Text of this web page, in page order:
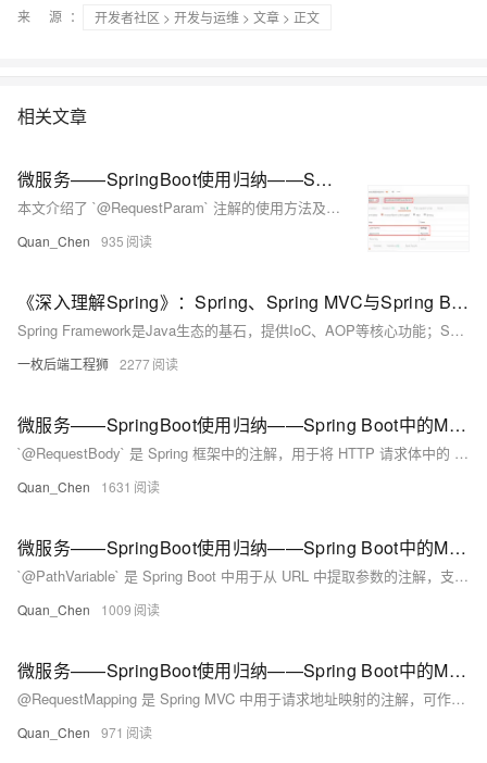
来 源：
开发者社区 > 开发与运维 > 文章 > 正文
相关文章
微服务——SpringBoot使用归纳——Spring Boot中的MVC支持——@RequestParam
本文介绍了 `@RequestParam` 注解的使用方法及其与 `@PathVariable` 的区别。`@RequestParam` 用于从请求中获取参数值（如 GET 请求的 URL 参数或 POST 请求的表单数据），而 `@PathVariable` 用于从 URL 模板中提取参数。文章通过示例代码详细说明了 `@RequestParam` 的常用属性，如 `required` 和 `defaultValue`，并展示了如何用实体类封装大量表单参数以简化处理流程。最后，结合 Postman 测试工具验证了接口的功能。
Quan_Chen 935
《深入理解Spring》：Spring、Spring MVC与Spring Boot的深度解析
Spring Framework是Java生态的基石，提供IoC、AOP等核心功能；Spring MVC基于其构建，实现Web层MVC架构；Spring Boot则通过自动配置和内嵌服务器，极大简化了开发与部署。三者层层演进，Spring Boot并非替代，而是对前者的高效封装与增强，适用于微服务与快速开发，而深入理解Spring Framework有助于更好驾驭整体技术栈。
一枚后端工程狮 2277
微服务——SpringBoot使用归纳——Spring Boot中的MVC支持——@RequestBody
`@RequestBody` 是 Spring 框架中的注解，用于将 HTTP 请求体中的 JSON 数据自动映射为 Java 对象。例如，前端通过 POST 请求发送包含 `username` 和 `password` 的 JSON 数据，后端可通过带有 `@RequestBody` 注解的方法参数接收并处理。此注解适用于传递复杂对象的场景，简化了数据解析过程。与表单提交不同，它主要用于接收 JSON 格式的实体数据。
Quan_Chen 1631
微服务——SpringBoot使用归纳——Spring Boot中的MVC支持——@PathVariable
`@PathVariable` 是 Spring Boot 中用于从 URL 中提取参数的注解，支持 RESTful 风格接口开发。例如，通过 `@GetMapping(&quot;/user/{id}&quot;)` 可以将 URL 中的 `{id}` 参数自动映射到方法参数中。若参数名不一致，可通过 `@PathVariable(&quot;自定义名&quot;)` 指定绑定关系。此外，还支持多参数占位符，如 `/user/{id}/{name}`，分别映射到方法中的多个参数。运行项目后，访问指定 URL 即可验证参数是否正确接收。
Quan_Chen 1009
微服务——SpringBoot使用归纳——Spring Boot中的MVC支持——@RequestMapping
@RequestMapping 是 Spring MVC 中用于请求地址映射的注解，可作用于类或方法上。类级别定义控制器父路径，方法级别进一步指定处理逻辑。常用属性包括 value（请求地址）、method（请求类型，如 GET/POST 等，默认 GET）和 produces（返回内容类型）。例如：`@RequestMapping(value = &quot;/test&quot;, produces = &quot;application/json; charset=UTF-8&quot;)`。此外，针对不同请求方式还有简化注解，如 @GetMapping、@PostMapping 等。
Quan_Chen 971